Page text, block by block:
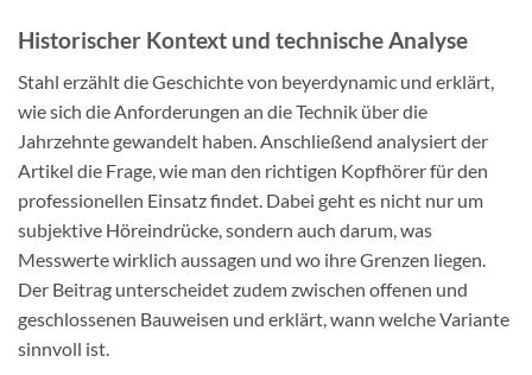
Historischer Kontext und technische Analyse
Stahl erzählt die Geschichte von beyerdynamic und erklärt,
wie sich die Anforderungen an die Technik über die
Jahrzehnte gewandelt haben. Anschließend analysiert der
Artikel die Frage, wie man den richtigen Kopfhörer für den
professionellen Einsatz findet. Dabei geht es nicht nur um
subjektive Höreindrücke, sondern auch darum, was
Messwerte wirklich aussagen und wo ihre Grenzen liegen.
Der Beitrag unterscheidet zudem zwischen offenen und
geschlossenen Bauweisen und erklärt, wann welche Variante
sinnvoll ist.